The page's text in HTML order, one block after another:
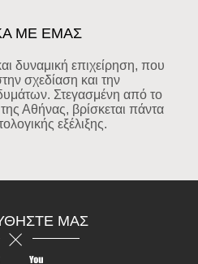
ΜΕ ΕΜΑΣ
δυναμική επιχείρηση, που
σχεδίαση και την
Στεγασμένη από το
Αθήνας, βρίσκεται πάντα
εξέλιξης.
ΜΑΣ